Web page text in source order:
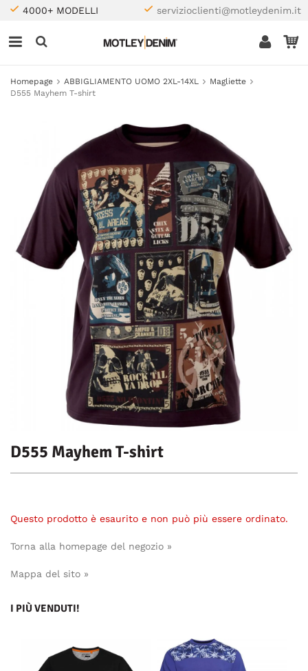
4000+ MODELLI servizioclienti@motleydenim.it
Homepage ABBIGLIAMENTO UOMO 2XL-14XL
Magliette
D555 Mayhem T-shirt
D555 Mayhem T-shirt
Questo prodotto è esaurito e non può più essere ordinato.
Torna alla homepage del negozio »
Mappa del sito »
I PIÙ VENDUTI!